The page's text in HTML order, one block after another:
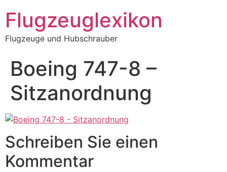
Inhalt
springen
Flugzeuglexikon
Flugzeuge und Hubschrauber
Boeing 747-8 –
Sitzanordnung
Schreiben Sie einen
Kommentar